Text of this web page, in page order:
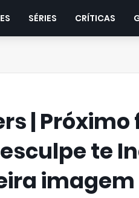
SÉRIES CRÍTICAS
|
te